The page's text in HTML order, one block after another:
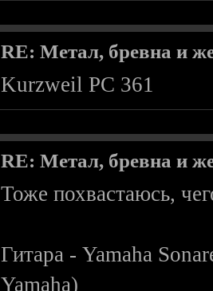
RE: Метал, бревна и
Kurzweil PC 361
RE: Метал, бревна и
Тоже похвастаюсь,
Гитара - Yamaha
Yamaha)